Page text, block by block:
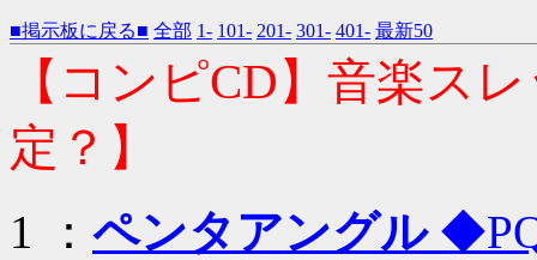
■掲示板に戻る■ 全部 1- 101- 201- 301- 401- 最新50
【コンピCD】音楽ス
定？】
1 ： ペンタアングル